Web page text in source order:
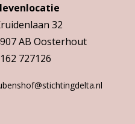
32
AB Oosterhout
727126